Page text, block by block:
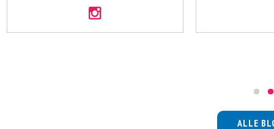
ALLE